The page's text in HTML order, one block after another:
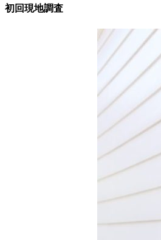
初回現地調査